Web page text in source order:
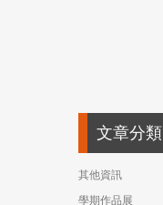
文章分類
其他資訊
學期作品展